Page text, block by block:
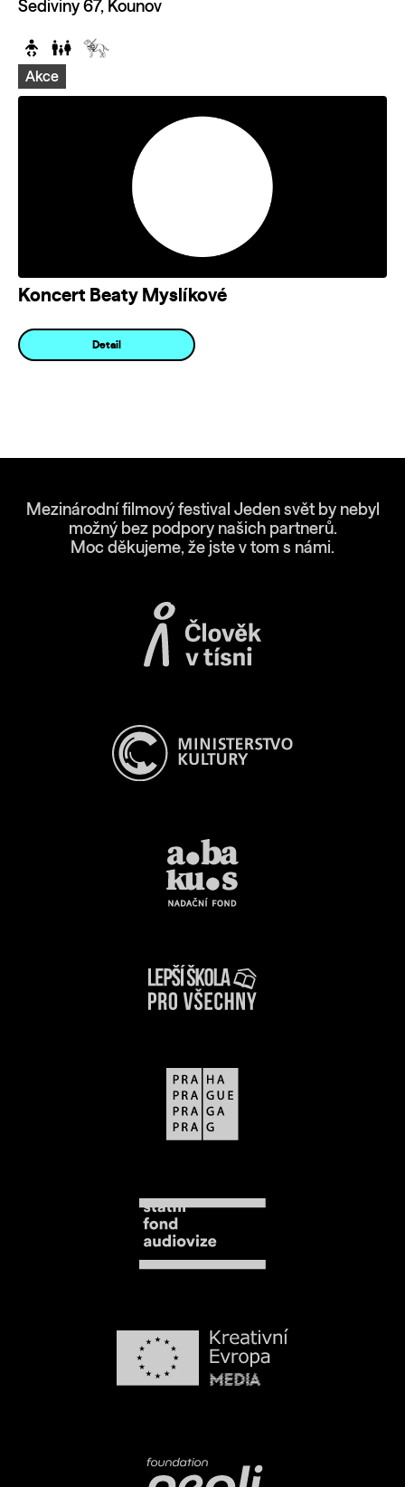
Šediviny 67, Kounov
Akce
Koncert Beaty Myslíkové
Detail
Mezinárodní filmový festival Jeden svět by nebyl
možný bez podpory našich partnerů.
Moc děkujeme, že jste v tom s námi.